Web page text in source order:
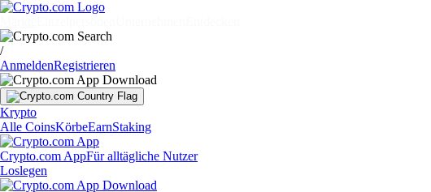
/
AnmeldenRegistrieren
Krypto
Alle CoinsKörbeEarnStaking
Crypto.com AppFür alltägliche Nutzer
Loslegen